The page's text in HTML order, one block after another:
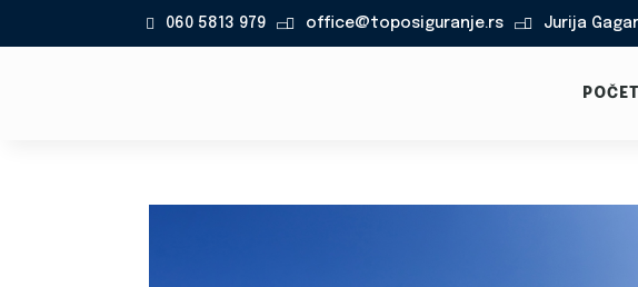
060 5813 979  office@toposiguranje.rs  Jurija